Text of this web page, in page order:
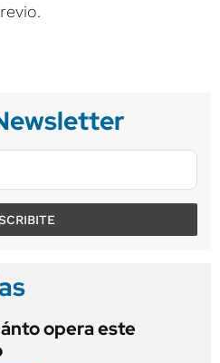
opera este